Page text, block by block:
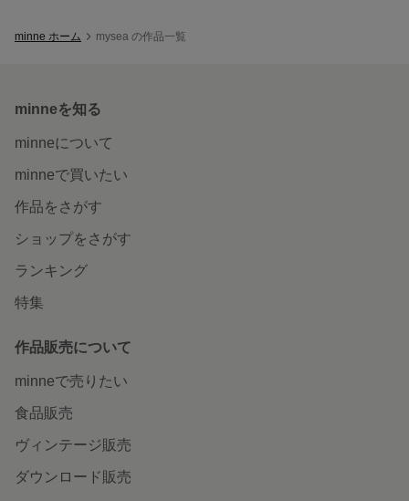
minne ホーム mysea の作品一覧
minneを知る
minneについて
minneで買いたい
作品をさがす
ショップをさがす
ランキング
特集
作品販売について
minneで売りたい
食品販売
ヴィンテージ販売
ダウンロード販売